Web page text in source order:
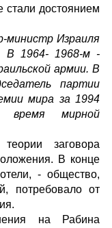
стали достоянием
министр Израиля
В 1964- 1968-м -
армии. В
партии
мира за 1994
мирной
заговора
В конце
- общество,
потребовало от
на Рабина